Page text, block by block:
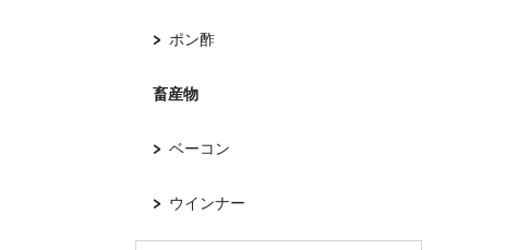
ポン酢
畜産物
ベーコン
ウインナー